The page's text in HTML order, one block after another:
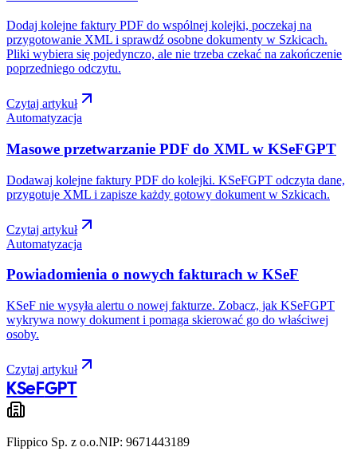
Dodaj kolejne faktury PDF do wspólnej kolejki, poczekaj na
przygotowanie XML i sprawdź osobne dokumenty w Szkicach.
Pliki wybiera się pojedynczo, ale nie trzeba czekać na zakończenie
poprzedniego odczytu.
Czytaj artykuł
Automatyzacja
Masowe przetwarzanie PDF do XML w KSeFGPT
Dodawaj kolejne faktury PDF do kolejki. KSeFGPT odczyta dane,
przygotuje XML i zapisze każdy gotowy dokument w Szkicach.
Czytaj artykuł
Automatyzacja
Powiadomienia o nowych fakturach w KSeF
KSeF nie wysyła alertu o nowej fakturze. Zobacz, jak KSeFGPT
wykrywa nowy dokument i pomaga skierować go do właściwej
osoby.
Czytaj artykuł
KSeFGPT
Flippico Sp. z o.o.NIP: 9671443189